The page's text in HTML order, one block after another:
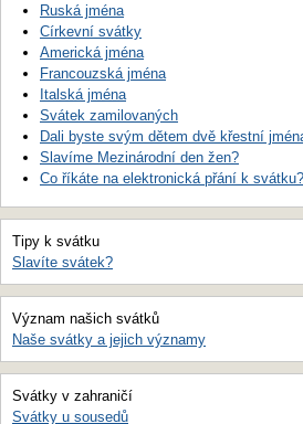
Ruská jména
Církevní svátky
Americká jména
Francouzská jména
Italská jména
Svátek zamilovaných
Dali byste svým dětem dvě křestní
Slavíme Mezinárodní den žen?
Co říkáte na elektronická přání k svátku?
Tipy k svátku
Slavíte svátek?
Význam našich svátků
Naše svátky a jejich významy
Svátky v zahraničí
Svátky u sousedů